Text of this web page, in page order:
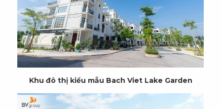
Khu đô thị kiểu mẫu Bach Viet Lake Garden